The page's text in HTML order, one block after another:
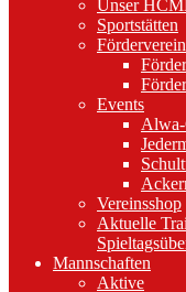
Unser
Sportstätten
Events
Vereinsshop
Aktuelle
Mannschaften
Aktive